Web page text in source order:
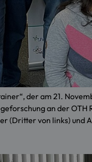
der am 21.
an der
(Dritter von links)